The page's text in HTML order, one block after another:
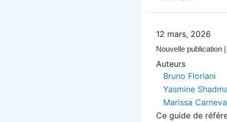
12 mars, 2026
Nouvelle publication
Auteurs
Bruno Floriani
Yasmine
Marissa
Ce guide de